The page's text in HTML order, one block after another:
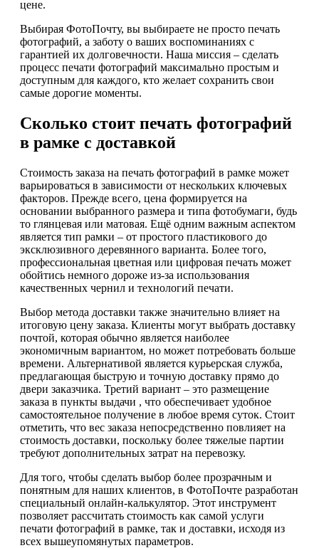
цене.
Выбирая ФотоПочту, вы выбираете не просто печать
фотографий, а заботу о ваших воспоминаниях с
гарантией их долговечности. Наша миссия – сделать
процесс печати фотографий максимально простым и
доступным для каждого, кто желает сохранить свои
самые дорогие моменты.
Сколько стоит печать фотографий
в рамке с доставкой
Стоимость заказа на печать фотографий в рамке может
варьироваться в зависимости от нескольких ключевых
факторов. Прежде всего, цена формируется на
основании выбранного размера и типа фотобумаги, будь
то глянцевая или матовая. Ещё одним важным аспектом
является тип рамки – от простого пластикового до
эксклюзивного деревянного варианта. Более того,
профессиональная цветная или цифровая печать может
обойтись немного дороже из-за использования
качественных чернил и технологий печати.
Выбор метода доставки также значительно влияет на
итоговую цену заказа. Клиенты могут выбрать доставку
почтой, которая обычно является наиболее
экономичным вариантом, но может потребовать больше
времени. Альтернативой является курьерская служба,
предлагающая быструю и точную доставку прямо до
двери заказчика. Третий вариант – это размещение
заказа в пункты выдачи , что обеспечивает удобное
самостоятельное получение в любое время суток. Стоит
отметить, что вес заказа непосредственно повлияет на
стоимость доставки, поскольку более тяжелые партии
требуют дополнительных затрат на перевозку.
Для того, чтобы сделать выбор более прозрачным и
понятным для наших клиентов, в ФотоПочте разработан
специальный онлайн-калькулятор. Этот инструмент
позволяет рассчитать стоимость как самой услуги
печати фотографий в рамке, так и доставки, исходя из
всех вышеупомянутых параметров.